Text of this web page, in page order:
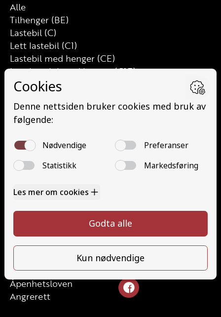
Alle
Tilhenger (BE)
Lastebil (C)
Lett lastebil (C1)
Lastebil med henger (CE)
Lett lastebil med henger (C1E)
Buss (D)
Minibuss (D1)
Minibuss med henger (D1E)
Grunnutdanning Person (YDP – YSK)
YSK Gods etterutdanning (EYDG)
YSK Person etterutdanning (EYDP)
Kontakt
Priser
Elevside
Kontakt oss
Åpenhetsloven
Angrerett
328 24 340
post@tungbilskolen.no
Følg oss